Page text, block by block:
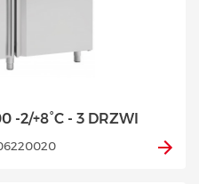
-2/+8°C - 3 DRZWI